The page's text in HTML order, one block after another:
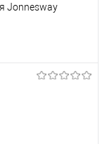
Jonnesway